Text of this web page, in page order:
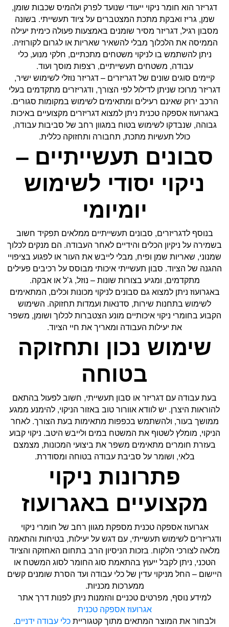
דגריזר הוא חומר ניקוי ייעודי שנועד לפרק ולהמיס שכבות שומן,
שמן, גריז ואבקת מתכת המצטברים על ציוד תעשייתי. בשונה
מסבון רגיל, דגריזר מסיר שומנים באמצעות פעולה כימית יעילה
הממיסה את הלכלוך מבלי להשאיר שאריות או לגרום לקורוזיה.
ניתן להשתמש בו לניקוי משטחים מתכתיים, חלקי מנוע, כלי
עבודה, משטחים תעשייתיים, רצפות מוסך ועוד.
קיימים סוגים שונים של דגריזרים – דגריזר נוזלי לשימוש ישיר,
דגריזר מרוכז שניתן לדילול לפי הצורך, ודגריזרים מתקדמים בעלי
הרכב ירוק שאינם רעילים ומתאימים לשימוש במקומות סגורים.
באגרועוז אספקה טכנית ניתן למצוא דגריזרים מקצועיים באיכות
גבוהה, שנבדקו לשימוש בטוח במגוון רחב של סביבות עבודה,
כולל תעשיות מתכת, תחבורה ותחזוקה כללית.
סבונים תעשייתיים –
ניקוי יסודי לשימוש
יומיומי
בנוסף לדגריזרים, סבונים תעשייתיים ממלאים תפקיד חשוב
בשמירה על ניקיון הכלים והידיים לאחר העבודה. הם מנקים לכלוך
שמנוני, שאריות שמן ופיח, מבלי לייבש את העור או לפגוע בציפויי
ההגנה של הציוד. סבון תעשייתי איכותי מבוסס על רכיבים פעילים
מתקדמים, ומגיע בצורות שונות – נוזל, ג’ל או אבקה.
באגרועוז ניתן למצוא גם סבונים לניקוי מכונות וכלים, המתאימים
לשימוש בתחנות שירות, סדנאות ועמדות תחזוקה. השימוש
הקבוע בחומרי ניקוי איכותיים מונע הצטברות לכלוך ושומן, משפר
את יעילות העבודה ומאריך את חיי הציוד.
שימוש נכון ותחזוקה
בטוחה
בעת עבודה עם דגריזר או סבון תעשייתי, חשוב לפעול בהתאם
להוראות היצרן. יש לוודא אוורור טוב באזור הניקוי, להימנע ממגע
ממושך בעור, ולהשתמש בכפפות מתאימות בעת הצורך. לאחר
הניקוי, מומלץ לשטוף את המשטח במים ולייבש היטב. ניקוי קבוע
בעזרת חומרים מתאימים משפר את ביצועי המכונות, מצמצם
בלאי, ושומר על סביבת עבודה בטוחה ומסודרת.
פתרונות ניקוי
מקצועיים באגרועוז
אגרועוז אספקה טכנית מספקת מגוון רחב של חומרי ניקוי
ודגריזרים לשימוש תעשייתי, עם דגש על יעילות, בטיחות והתאמה
מלאה לצורכי הלקוח. בזכות הניסיון הרב בתחום האחזקה והציוד
הטכני, ניתן לקבל ייעוץ בהתאמת סוג החומר לסוג המשטח או
היישום – החל מניקוי עדין של כלי עבודה ועד הסרת שומנים קשים
ממערכות מכניות.
למידע נוסף, מפרטים טכניים והזמנות ניתן לפנות דרך אתר
אגרועוז אספקה טכנית
ולבחור את המוצר המתאים מתוך קטגורייתכלי עבודה ידניים.